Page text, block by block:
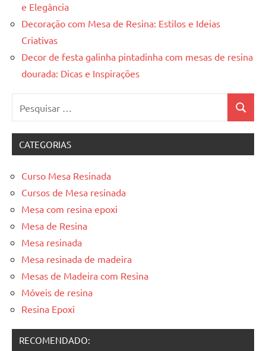
e Elegância
Decoração com Mesa de Resina: Estilos e Ideias
Criativas
Decor de festa galinha pintadinha com mesas de resina
dourada: Dicas e Inspirações
por:
CATEGORIAS
Curso Mesa Resinada
Cursos de Mesa resinada
Mesa com resina epoxi
Mesa de Resina
Mesa resinada
Mesa resinada de madeira
Mesas de Madeira com Resina
Móveis de resina
Resina Epoxi
RECOMENDADO: